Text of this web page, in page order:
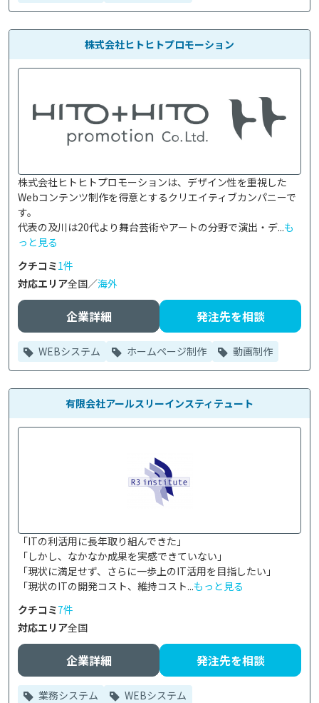
株式会社ヒトヒトプロモーション
株式会社ヒトヒトプロモーションは、デザイン性を重視した
Webコンテンツ制作を得意とするクリエイティブカンパニーで
す。
代表の及川は20代より舞台芸術やアートの分野で演出・デ...も
っと見る
クチコミ1件
対応エリア全国／海外
企業詳細 発注先を相談
WEBシステム ホームページ制作 動画制作
有限会社アールスリーインスティテュート
「ITの利活用に長年取り組んできた」
「しかし、なかなか成果を実感できていない」
「現状に満足せず、さらに一歩上のIT活用を目指したい」
「現状のITの開発コスト、維持コスト...もっと見る
クチコミ7件
対応エリア全国
企業詳細 発注先を相談
業務システム WEBシステム